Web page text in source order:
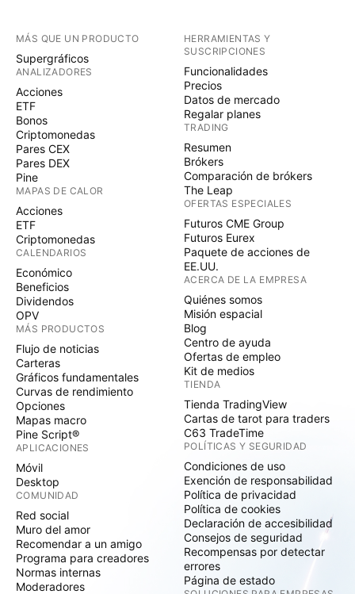
MÁS QUE UN PRODUCTO
Supergráficos
ANALIZADORES
Acciones
ETF
Bonos
Criptomonedas
Pares CEX
Pares DEX
Pine
MAPAS DE CALOR
Acciones
ETF
Criptomonedas
CALENDARIOS
Económico
Beneficios
Dividendos
OPV
MÁS PRODUCTOS
Flujo de noticias
Carteras
Gráficos fundamentales
Curvas de rendimiento
Opciones
Mapas macro
Pine Script®
APLICACIONES
Móvil
Desktop
COMUNIDAD
Red social
Muro del amor
Recomendar a un amigo
Programa para creadores
Normas internas
Moderadores
HERRAMIENTAS Y
SUSCRIPCIONES
Funcionalidades
Precios
Datos de mercado
Regalar planes
TRADING
Resumen
Brókers
Comparación de brókers
The Leap
OFERTAS ESPECIALES
Futuros CME Group
Futuros Eurex
Paquete de acciones de
EE.UU.
ACERCA DE LA EMPRESA
Quiénes somos
Misión espacial
Blog
Centro de ayuda
Ofertas de empleo
Kit de medios
TIENDA
Tienda TradingView
Cartas de tarot para traders
C63 TradeTime
POLÍTICAS Y SEGURIDAD
Condiciones de uso
Exención de responsabilidad
Política de privacidad
Política de cookies
Declaración de accesibilidad
Consejos de seguridad
Recompensas por detectar
errores
Página de estado